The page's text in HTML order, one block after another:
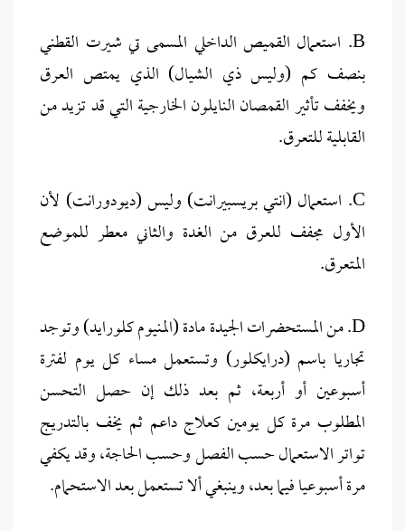
B. استعمال القميص الداخلي المسمى تي شيرت القطني
بنصف كم (وليس ذي الشيال) الذي يمتص العرق
ويخفف تأثير القمصان النايلون الخارجية التي قد تزيد من
القابلية للتعرق.
C. استعمال (انتي بريسبيرانت) وليس (ديودورانت) لأن
الأول مجفف للعرق من الغدة والثاني معطر للموضع
المتعرق.
D. من المستحضرات الجيدة مادة (المنيوم كلورايد) وتوجد
تجاريا باسم (درايكلور) وتستعمل مساء كل يوم لفترة
أسبوعين أو أربعة، ثم بعد ذلك إن حصل التحسن
المطلوب مرة كل يومين كعلاج داعم ثم يخف بالتدريج
تواتر الاستعمال حسب الفصل وحسب الحاجة، وقد يكفي
مرة أسبوعيا فيما بعد، وينبغي ألا تستعمل بعد الاستحمام.